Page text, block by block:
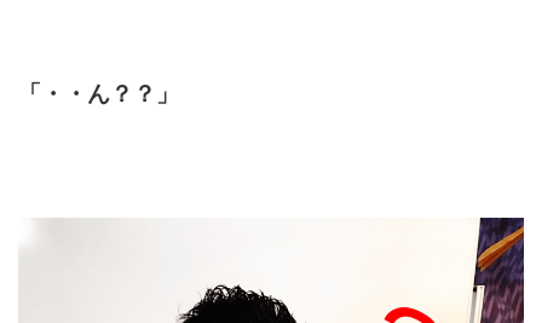
「・・ん？？」